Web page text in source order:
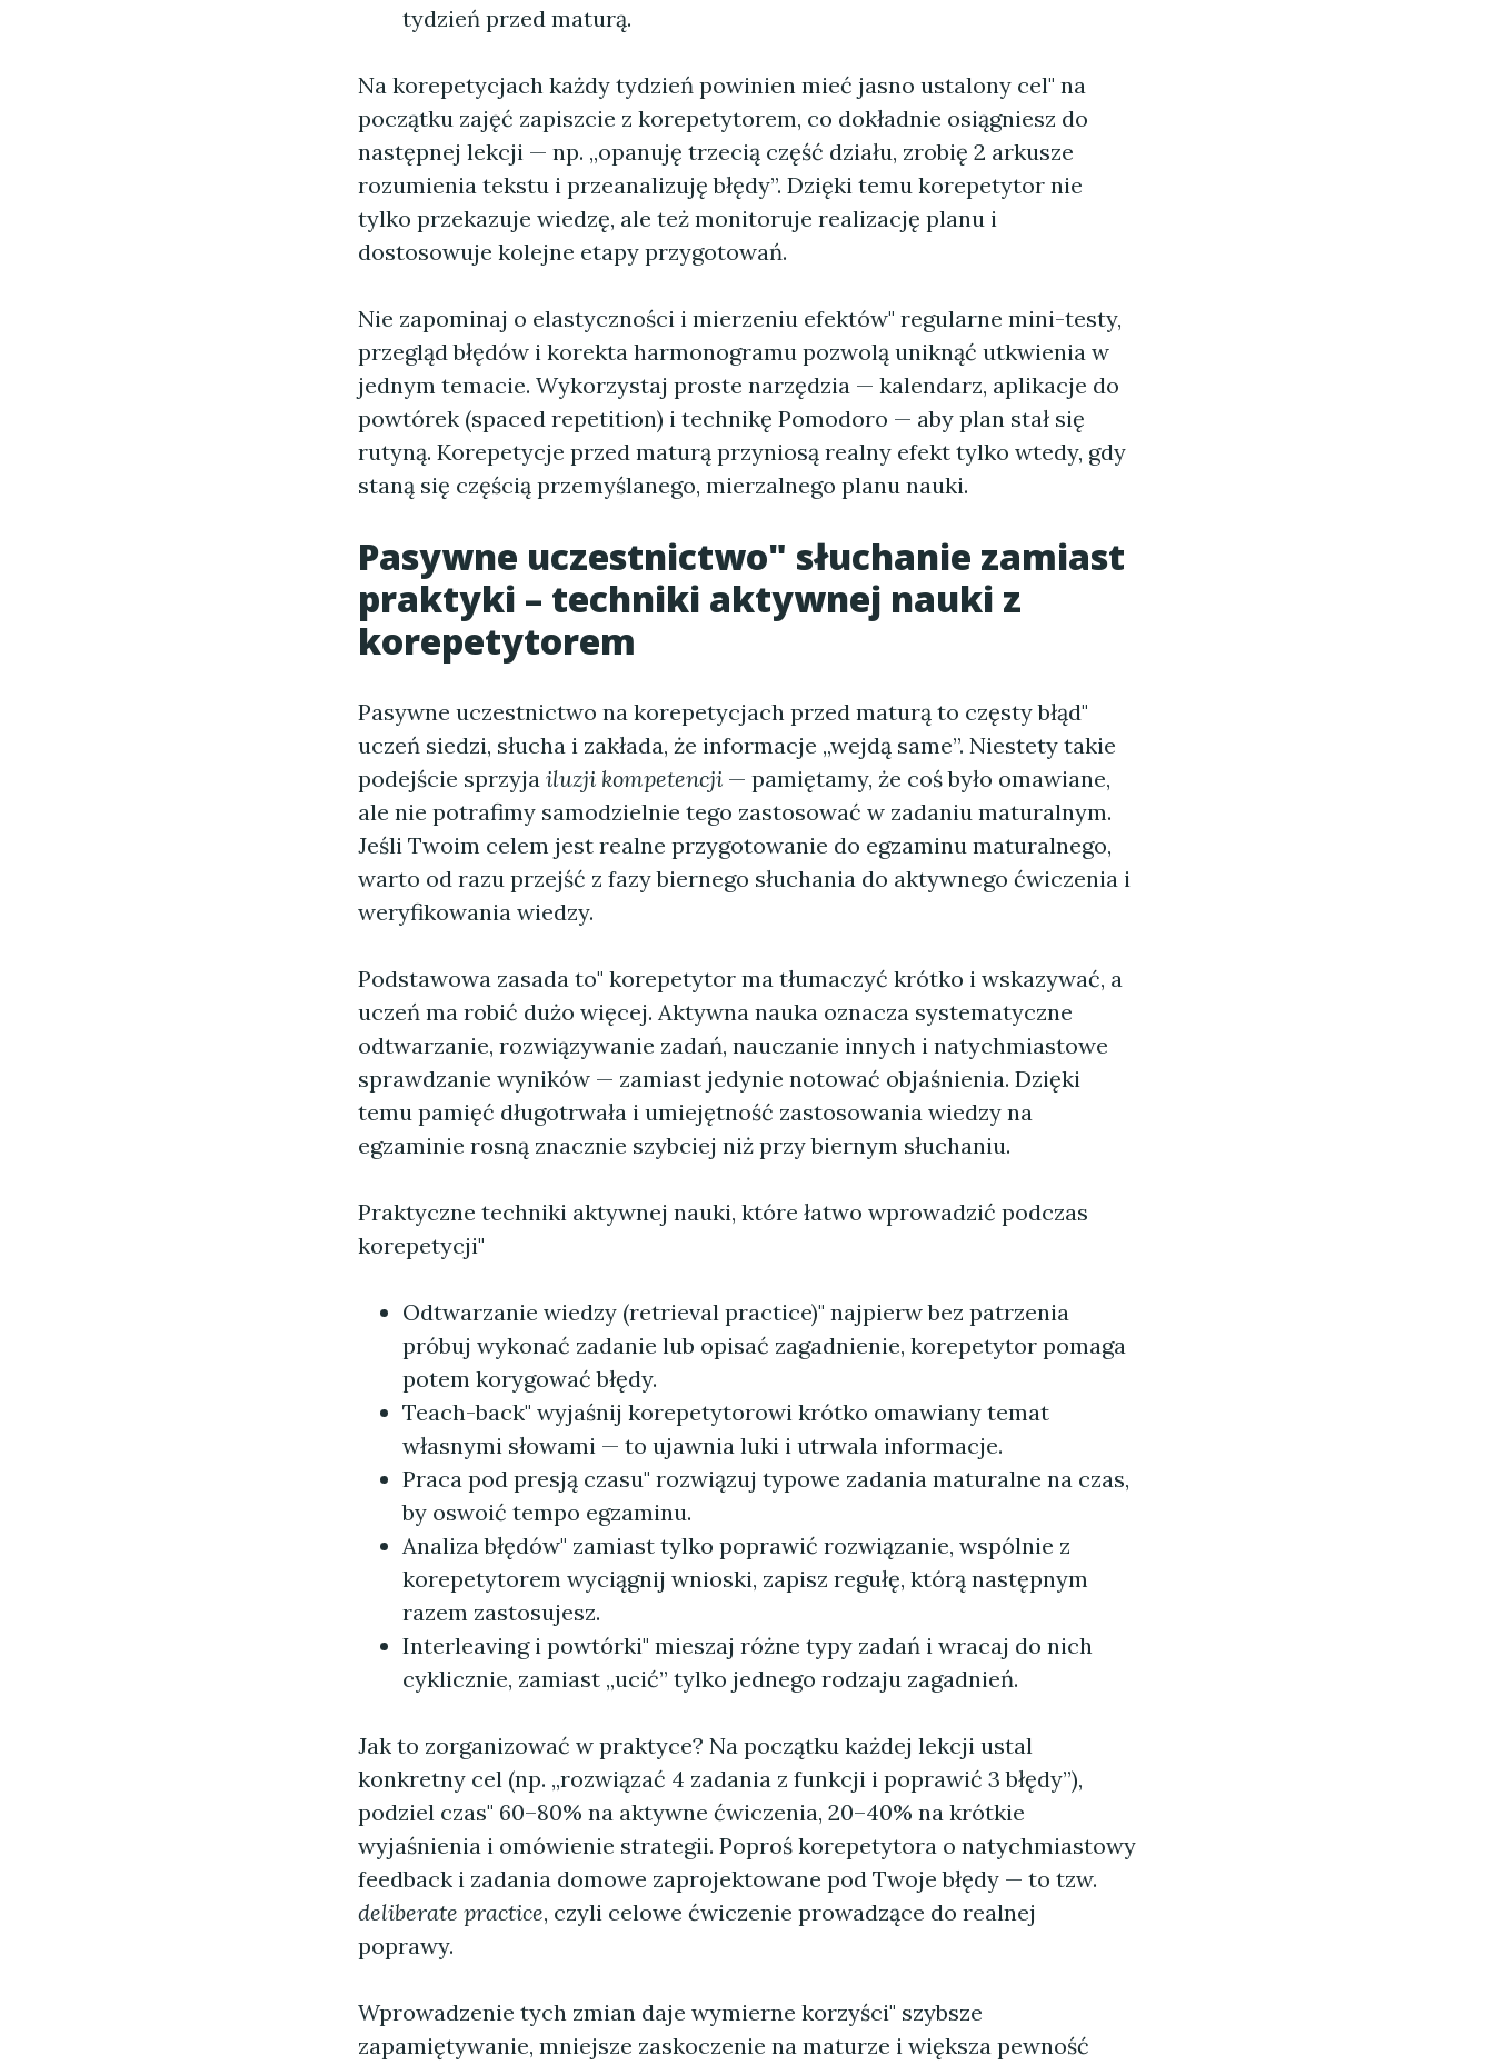
tydzień przed maturą.
Na korepetycjach każdy tydzień powinien mieć jasno ustalony cel" na
początku zajęć zapiszcie z korepetytorem, co dokładnie osiągniesz do
następnej lekcji — np. „opanuję trzecią część działu, zrobię 2 arkusze
rozumienia tekstu i przeanalizuję błędy”. Dzięki temu korepetytor nie
tylko przekazuje wiedzę, ale też monitoruje realizację planu i
dostosowuje kolejne etapy przygotowań.
Nie zapominaj o elastyczności i mierzeniu efektów" regularne mini-testy,
przegląd błędów i korekta harmonogramu pozwolą uniknąć utkwienia w
jednym temacie. Wykorzystaj proste narzędzia — kalendarz, aplikacje do
powtórek (spaced repetition) i technikę Pomodoro — aby plan stał się
rutyną. Korepetycje przed maturą przyniosą realny efekt tylko wtedy, gdy
staną się częścią przemyślanego, mierzalnego planu nauki.
Pasywne uczestnictwo" słuchanie zamiast
praktyki – techniki aktywnej nauki z
korepetytorem
Pasywne uczestnictwo na korepetycjach przed maturą to częsty błąd"
uczeń siedzi, słucha i zakłada, że informacje „wejdą same”. Niestety takie
podejście sprzyja iluzji kompetencji — pamiętamy, że coś było omawiane,
ale nie potrafimy samodzielnie tego zastosować w zadaniu maturalnym.
Jeśli Twoim celem jest realne przygotowanie do egzaminu maturalnego,
warto od razu przejść z fazy biernego słuchania do aktywnego ćwiczenia i
weryfikowania wiedzy.
Podstawowa zasada to" korepetytor ma tłumaczyć krótko i wskazywać, a
uczeń ma robić dużo więcej. Aktywna nauka oznacza systematyczne
odtwarzanie, rozwiązywanie zadań, nauczanie innych i natychmiastowe
sprawdzanie wyników — zamiast jedynie notować objaśnienia. Dzięki
temu pamięć długotrwała i umiejętność zastosowania wiedzy na
egzaminie rosną znacznie szybciej niż przy biernym słuchaniu.
Praktyczne techniki aktywnej nauki, które łatwo wprowadzić podczas
korepetycji"
Odtwarzanie wiedzy (retrieval practice)" najpierw bez patrzenia
próbuj wykonać zadanie lub opisać zagadnienie, korepetytor pomaga
potem korygować błędy.
Teach-back" wyjaśnij korepetytorowi krótko omawiany temat
własnymi słowami — to ujawnia luki i utrwala informacje.
Praca pod presją czasu" rozwiązuj typowe zadania maturalne na czas,
by oswoić tempo egzaminu.
Analiza błędów" zamiast tylko poprawić rozwiązanie, wspólnie z
korepetytorem wyciągnij wnioski, zapisz regułę, którą następnym
razem zastosujesz.
Interleaving i powtórki" mieszaj różne typy zadań i wracaj do nich
cyklicznie, zamiast „ucić” tylko jednego rodzaju zagadnień.
Jak to zorganizować w praktyce? Na początku każdej lekcji ustal
konkretny cel (np. „rozwiązać 4 zadania z funkcji i poprawić 3 błędy”),
podziel czas" 60–80% na aktywne ćwiczenia, 20–40% na krótkie
wyjaśnienia i omówienie strategii. Poproś korepetytora o natychmiastowy
feedback i zadania domowe zaprojektowane pod Twoje błędy — to tzw.
deliberate practice, czyli celowe ćwiczenie prowadzące do realnej
poprawy.
Wprowadzenie tych zmian daje wymierne korzyści" szybsze
zapamiętywanie, mniejsze zaskoczenie na maturze i większa pewność